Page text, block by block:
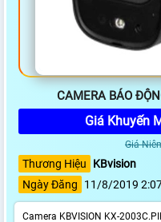
CAMERA BÁO
Giá Khuyến
Giá
Thương Hiệu
KBvision
Ngày Đăng
11/8/2019
Camera KBVISION KX-